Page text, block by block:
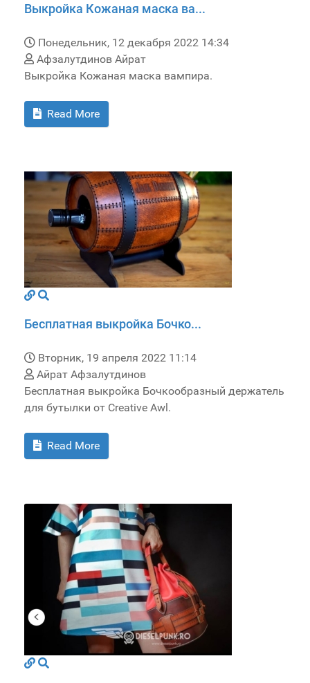
Выкройка Кожаная маска ва...
Понедельник, 12 декабря 2022 14:34
Афзалутдинов Айрат
Выкройка Кожаная маска вампира.
Read More
Бесплатная выкройка Бочко...
Вторник, 19 апреля 2022 11:14
Айрат Афзалутдинов
Бесплатная выкройка Бочкообразный держатель
для бутылки от Creative Awl.
Read More